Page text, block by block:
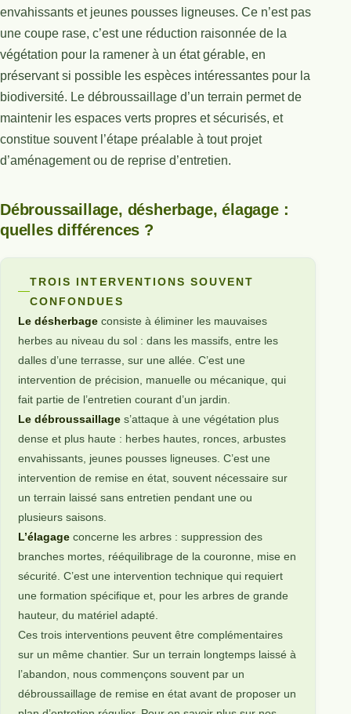
envahissants et jeunes pousses ligneuses. Ce n’est pas
une coupe rase, c’est une réduction raisonnée de la
végétation pour la ramener à un état gérable, en
préservant si possible les espèces intéressantes pour la
biodiversité. Le débroussaillage d’un terrain permet de
maintenir les espaces verts propres et sécurisés, et
constitue souvent l’étape préalable à tout projet
d’aménagement ou de reprise d’entretien.
Débroussaillage, désherbage, élagage :
quelles différences ?
TROIS INTERVENTIONS SOUVENT
CONFONDUES
Le désherbage consiste à éliminer les mauvaises
herbes au niveau du sol : dans les massifs, entre les
dalles d’une terrasse, sur une allée. C’est une
intervention de précision, manuelle ou mécanique, qui
fait partie de l’entretien courant d’un jardin.
Le débroussaillage s’attaque à une végétation plus
dense et plus haute : herbes hautes, ronces, arbustes
envahissants, jeunes pousses ligneuses. C’est une
intervention de remise en état, souvent nécessaire sur
un terrain laissé sans entretien pendant une ou
plusieurs saisons.
L’élagage concerne les arbres : suppression des
branches mortes, rééquilibrage de la couronne, mise en
sécurité. C’est une intervention technique qui requiert
une formation spécifique et, pour les arbres de grande
hauteur, du matériel adapté.
Ces trois interventions peuvent être complémentaires
sur un même chantier. Sur un terrain longtemps laissé à
l’abandon, nous commençons souvent par un
débroussaillage de remise en état avant de proposer un